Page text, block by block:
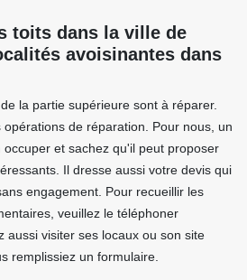
toits dans la ville de
avoisinantes dans
la partie supérieure sont à réparer.
de réparation. Pour nous, un
et sachez qu'il peut proposer
Il dresse aussi votre devis qui
engagement. Pour recueillir les
veuillez le téléphoner
aussi visiter ses locaux ou son site
remplissiez un formulaire.